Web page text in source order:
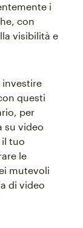
i
con
visibilità e
investire
questi
per
su video
tuo
le
mutevoli
di video